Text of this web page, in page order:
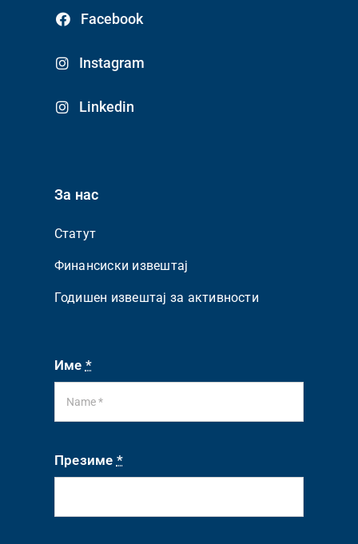
Facebook
Instagram
Linkedin
За нас
Статут
Финансиски извештај
Годишен извештај за активности
Име *
Презиме *